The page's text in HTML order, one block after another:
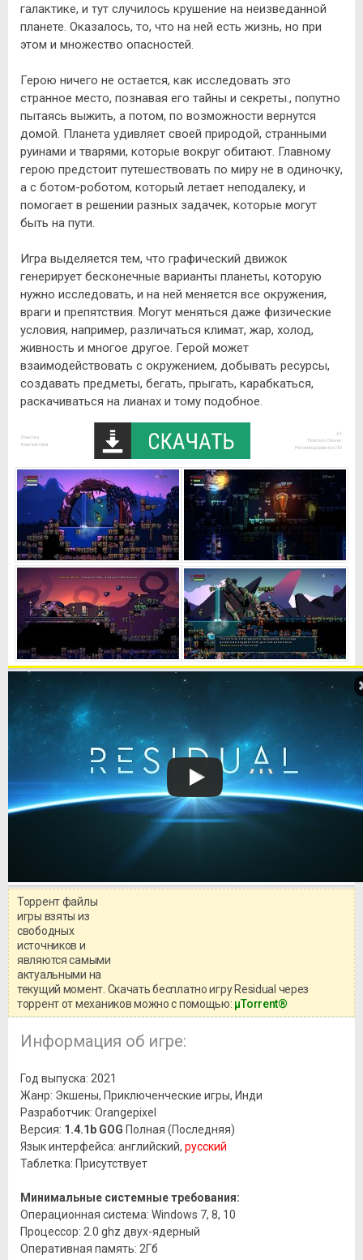
галактике, и тут случилось крушение на неизведанной
планете. Оказалось, то, что на ней есть жизнь, но при
этом и множество опасностей.
Герою ничего не остается, как исследовать это
странное место, познавая его тайны и секреты., попутно
пытаясь выжить, а потом, по возможности вернутся
домой. Планета удивляет своей природой, странными
руинами и тварями, которые вокруг обитают. Главному
герою предстоит путешествовать по миру не в одиночку,
а с ботом-роботом, который летает неподалеку, и
помогает в решении разных задачек, которые могут
быть на пути.
Игра выделяется тем, что графический движок
генерирует бесконечные варианты планеты, которую
нужно исследовать, и на ней меняется все окружения,
враги и препятствия. Могут меняться даже физические
условия, например, различаться климат, жар, холод,
живность и многое другое. Герой может
взаимодействовать с окружением, добывать ресурсы,
создавать предметы, бегать, прыгать, карабкаться,
раскачиваться на лианах и тому подобное.
Торрент файлы
игры взяты из
свободных
источников и
являются самыми
актуальными на
текущий момент. Скачать бесплатно игру Residual через
торрент от механиков можно с помощью: μTorrent®
Информация об игре:
Год выпуска: 2021
Жанр: Экшены, Приключенческие игры, Инди
Разработчик: Orangepixel
Версия: 1.4.1b GOG Полная (Последняя)
Язык интерфейса: английский, русский
Таблетка: Присутствует
Минимальные системные требования:
Операционная система: Windows 7, 8, 10
Процессор: 2.0 ghz двух-ядерный
Оперативная память: 2Гб